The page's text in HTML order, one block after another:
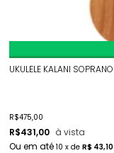
UKULELE KALANI
R$475,00
R$431,00 à vista
10 x de R$ 43,10